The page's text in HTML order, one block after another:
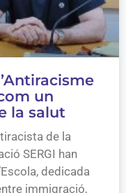
un
la salut
de la
SERGI han
dedicada
immigració,